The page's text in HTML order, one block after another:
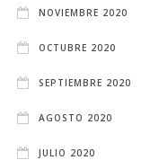
NOVIEMBRE 2020
OCTUBRE 2020
SEPTIEMBRE 2020
AGOSTO 2020
JULIO 2020